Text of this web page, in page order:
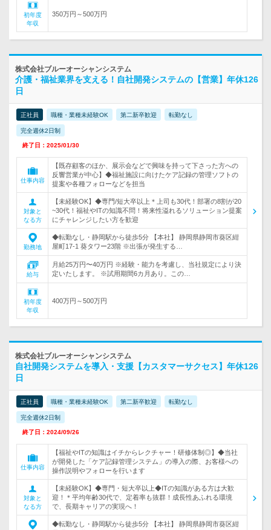
初年度
年収
350万円～500万円
株式会社ブルーオーシャンシステム
介護・福祉業界を支える！自社開発システムの【営業】年休126
日
正社員 職種・業種未経験OK 第二新卒歓迎 転勤なし
完全週休2日制
終了日：2025/01/30
仕事内容
【既存顧客のほか、展示会などで興味を持って下さった方への
反響営業が中心】◆福祉施設に向けたケア記録の管理ソフトの
提案や各種フォローなどを担当
対象と
なる方
【未経験OK】◆専門/短大卒以上＊上司も30代！部署の8割が20
~30代！福祉やITの知識不問！将来性溢れるソリューション提案
にチャレンジしたい方を歓迎
勤務地
◆転勤なし・静岡駅から徒歩5分 【本社】 静岡県静岡市葵区紺
屋町17-1 葵タワー23階 ※出張が発生する…
給与
月給25万円〜40万円 ※経験・能力を考慮し、当社規定により決
定いたします。 ※試用期間6カ月あり。この…
初年度
年収
400万円～500万円
株式会社ブルーオーシャンシステム
自社開発システムを導入・支援【カスタマーサクセス】年休126
日
正社員 職種・業種未経験OK 第二新卒歓迎 転勤なし
完全週休2日制
終了日：2024/09/26
仕事内容
【福祉やITの知識はイチからレクチャー！研修体制◎】◆当社
が開発した「ケア記録管理システム」の導入の際、お客様への
操作説明やフォローを行います
対象と
なる方
【未経験OK】◆専門・短大卒以上◆ITの知識がある方は大歓
迎！＊平均年齢30代で、定着率も抜群！成長性あふれる環境
で、長期キャリアの実現へ！
◆転勤なし・静岡駅から徒歩5分 【本社】 静岡県静岡市葵区紺